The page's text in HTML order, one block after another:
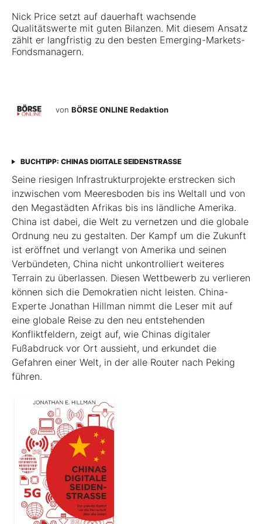
Nick Price setzt auf dauerhaft wachsende
Qualitätswerte mit guten Bilanzen. Mit diesem Ansatz
zählt er langfristig zu den besten Emerging-Markets-
Fondsmanagern.
von BÖRSE ONLINE Redaktion
BUCHTIPP: CHINAS DIGITALE SEIDENSTRASSE
Seine riesigen Infrastrukturprojekte erstrecken sich
inzwischen vom Meeresboden bis ins Weltall und von
den Megastädten Afrikas bis ins ländliche Amerika.
China ist dabei, die Welt zu vernetzen und die globale
Ordnung neu zu gestalten. Der Kampf um die Zukunft
ist eröffnet und verlangt von Amerika und seinen
Verbündeten, China nicht unkontrolliert weiteres
Terrain zu überlassen. Diesen Wettbewerb zu verlieren
können sich die Demokratien nicht leisten. China-
Experte Jonathan Hillman nimmt die Leser mit auf
eine globale Reise zu den neu entstehenden
Konfliktfeldern, zeigt auf, wie Chinas digitaler
Fußabdruck vor Ort aussieht, und erkundet die
Gefahren einer Welt, in der alle Router nach Peking
führen.